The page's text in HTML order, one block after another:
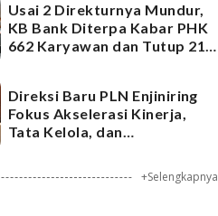
Usai 2 Direkturnya Mundur,
KB Bank Diterpa Kabar PHK
662 Karyawan dan Tutup 21
Direksi Baru PLN Enjiniring
Fokus Akselerasi Kinerja,
Tata Kelola, dan
+Selengkapnya